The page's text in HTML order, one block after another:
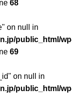
68
on null in
public_html/
69
on null in
public_html/